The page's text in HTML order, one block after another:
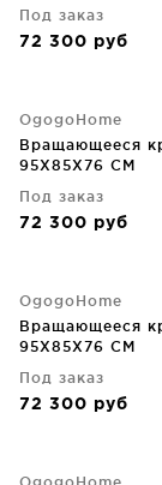
Под заказ
72 300 руб
OgogoHome
Вращающееся
95X85X76 CM
Под заказ
72 300 руб
OgogoHome
Вращающееся
95X85X76 CM
Под заказ
72 300 руб